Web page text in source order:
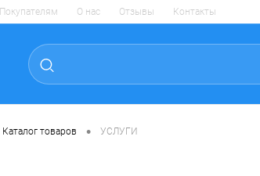
Покупателям О нас Отзывы Контакты
Каталог товаров • УСЛУГИ